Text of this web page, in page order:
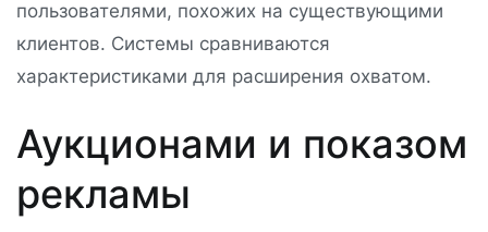
пользователями, похожих на существующими
клиентов. Системы сравниваются
характеристиками для расширения охватом.
Аукционами и показом
рекламы